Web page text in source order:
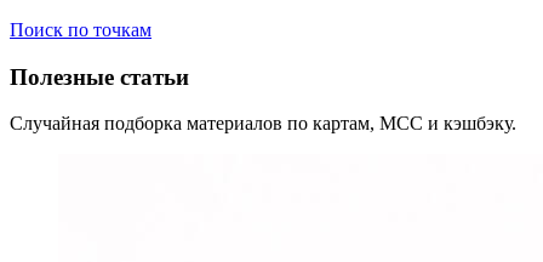
Поиск по точкам
Полезные статьи
Случайная подборка материалов по картам, MCC и кэшбэку.